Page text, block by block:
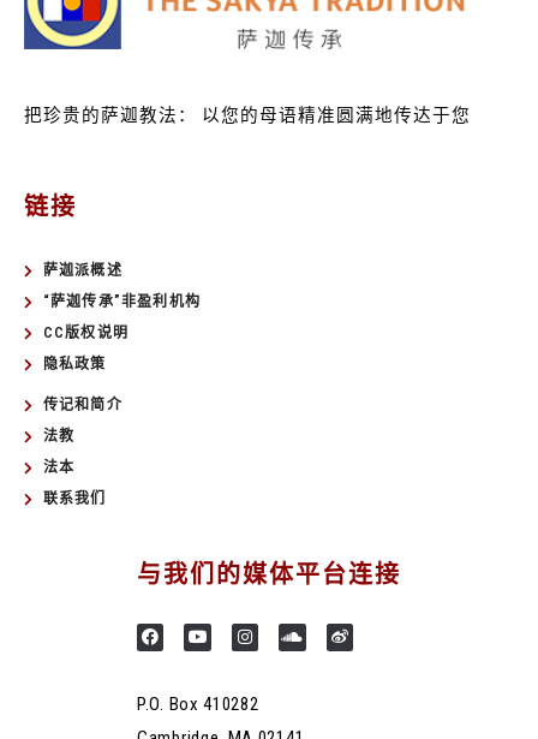
把珍贵的萨迦教法： 以您的母语精准圆满地传达于您
链接
萨迦派概述
“萨迦传承”非盈利机构
CC版权说明
隐私政策
传记和简介
法教
法本
联系我们
与我们的媒体平台连接
P.O. Box 410282